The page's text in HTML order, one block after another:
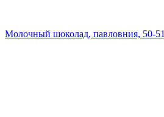
Молочный шоколад, павловния, 50-51